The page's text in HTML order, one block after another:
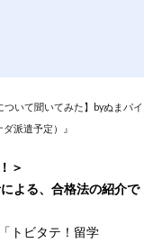
ついて聞いてみた】byぬまパイ
ダ派遣予定 ）』
＞
による、合格法の紹介で
トビタテ！留学